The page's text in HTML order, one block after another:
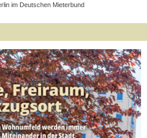
im Deutschen Mieterbund